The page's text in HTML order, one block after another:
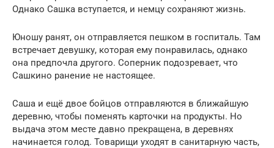
Однако Сашка вступается, и немцу сохраняют жизнь.
Юношу ранят, он отправляется пешком в госпиталь. Там
встречает девушку, которая ему понравилась, однако
она предпочла другого. Соперник подозревает, что
Сашкино ранение не настоящее.
Саша и ещё двое бойцов отправляются в ближайшую
деревню, чтобы поменять карточки на продукты. Но
выдача этом месте давно прекращена, в деревнях
начинается голод. Товарищи уходят в санитарную часть,